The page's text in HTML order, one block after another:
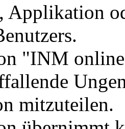
Applikation
"INM
mitzuteilen.